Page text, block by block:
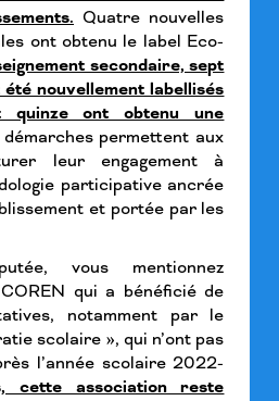
Quatre nouvelles
ont obtenu le label Eco-
secondaire, sept
nouvellement labellisés
quinze ont obtenu une
démarches permettent aux
leur engagement à
participative ancrée
et portée par les
vous mentionnez
qui a bénéficié de
notamment par le
scolaire », qui n’ont pas
l’année scolaire 2022-
cette association reste